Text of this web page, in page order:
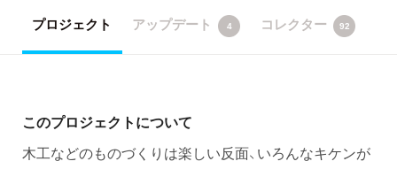
プロジェクト アップデート 4 コレクター 92
このプロジェクトについて
木工などのものづくりは楽しい反面、いろんなキケンが